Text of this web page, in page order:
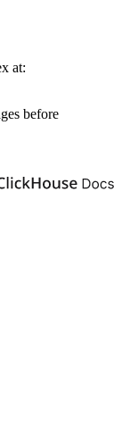
at:
before